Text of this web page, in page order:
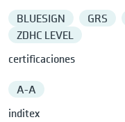
BLUESIGN GRS
ZDHC LEVEL
certificaciones
A-A
inditex